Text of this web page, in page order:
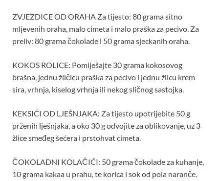
ZVJEZDICE OD ORAHA Za tijesto: 80 grama sitno
mljevenih oraha, malo cimeta i malo praška za pecivo. Za
preliv: 80 grama čokolade i 50 grama sjeckanih oraha.
KOKOS ROLICE: Pomiješajte 30 grama kokosovog
brašna, jednu žličicu praška za pecivo i jednu žlicu krem ​​
sira, vrhnja, kiselog vrhnja ili nekog sličnog sastojka.
KEKSIĆI OD LJEŠNJAKA: Za tijesto upotrijebite 50 g
prženih lješnjaka, a oko 30 g odvojite za oblikovanje, uz 3
žlice smeđeg šećera i prstohvat cimeta.
ČOKOLADNI KOLAČIĆI: 50 grama čokolade za kuhanje,
10 grama kakaa u prahu, te korica i sok od pola naranče.